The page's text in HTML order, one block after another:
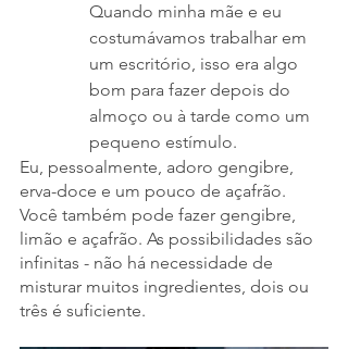
Quando minha mãe e eu
costumávamos trabalhar em
um escritório, isso era algo
bom para fazer depois do
almoço ou à tarde como um
pequeno estímulo.
Eu, pessoalmente, adoro gengibre,
erva-doce e um pouco de açafrão.
Você também pode fazer gengibre,
limão e açafrão. As possibilidades são
infinitas - não há necessidade de
misturar muitos ingredientes, dois ou
três é suficiente.